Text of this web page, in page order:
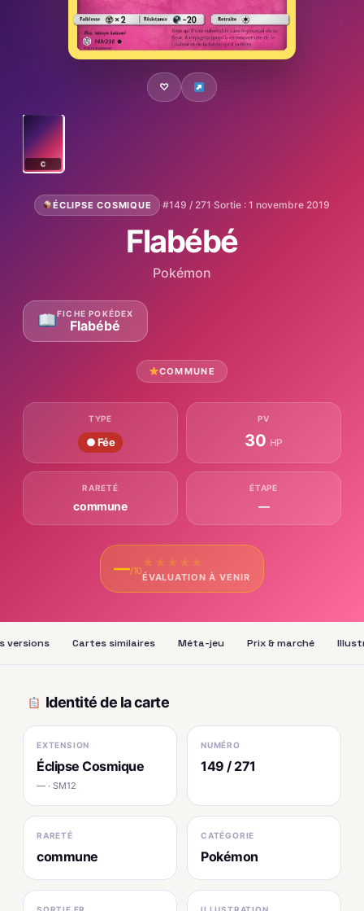
♡
C
ÉCLIPSE COSMIQUE ·#149 / 271 ·Sortie : 1 novembre 2019
Flabébé
Pokémon
FICHE POKÉDEX
Flabébé
COMMUNE
TYPE
● Fée
PV
30 HP
RARETÉ
commune
ÉTAPE
—
—/10
★ ★ ★ ★ ★
ÉVALUATION À VENIR
versions Cartes similaires Méta-jeu Prix & marché
Identité de la carte
EXTENSION
Éclipse Cosmique
— · SM12
NUMÉRO
149 / 271
RARETÉ
commune
CATÉGORIE
Pokémon